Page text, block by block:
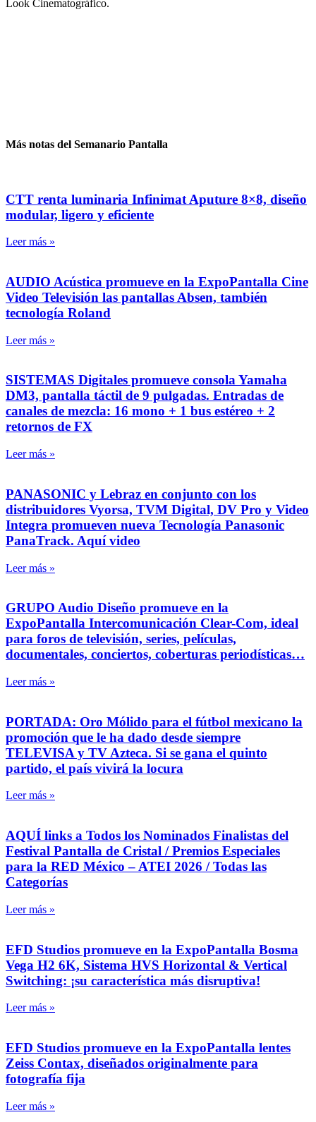
Look Cinematográfico.
Más notas del Semanario Pantalla
CTT renta luminaria Infinimat Aputure 8×8, diseño
modular, ligero y eficiente
Leer más »
AUDIO Acústica promueve en la ExpoPantalla Cine
Video Televisión las pantallas Absen, también
tecnología Roland
Leer más »
SISTEMAS Digitales promueve consola Yamaha
DM3, pantalla táctil de 9 pulgadas. Entradas de
canales de mezcla: 16 mono + 1 bus estéreo + 2
retornos de FX
Leer más »
PANASONIC y Lebraz en conjunto con los
distribuidores Vyorsa, TVM Digital, DV Pro y Video
Integra promueven nueva Tecnología Panasonic
PanaTrack. Aquí video
Leer más »
GRUPO Audio Diseño promueve en la
ExpoPantalla Intercomunicación Clear-Com, ideal
para foros de televisión, series, películas,
documentales, conciertos, coberturas periodísticas…
Leer más »
PORTADA: Oro Mólido para el fútbol mexicano la
promoción que le ha dado desde siempre
TELEVISA y TV Azteca. Si se gana el quinto
partido, el país vivirá la locura
Leer más »
AQUÍ links a Todos los Nominados Finalistas del
Festival Pantalla de Cristal / Premios Especiales
para la RED México – ATEI 2026 / Todas las
Categorías
Leer más »
EFD Studios promueve en la ExpoPantalla Bosma
Vega H2 6K, Sistema HVS Horizontal & Vertical
Switching: ¡su característica más disruptiva!
Leer más »
EFD Studios promueve en la ExpoPantalla lentes
Zeiss Contax, diseñados originalmente para
fotografía fija
Leer más »